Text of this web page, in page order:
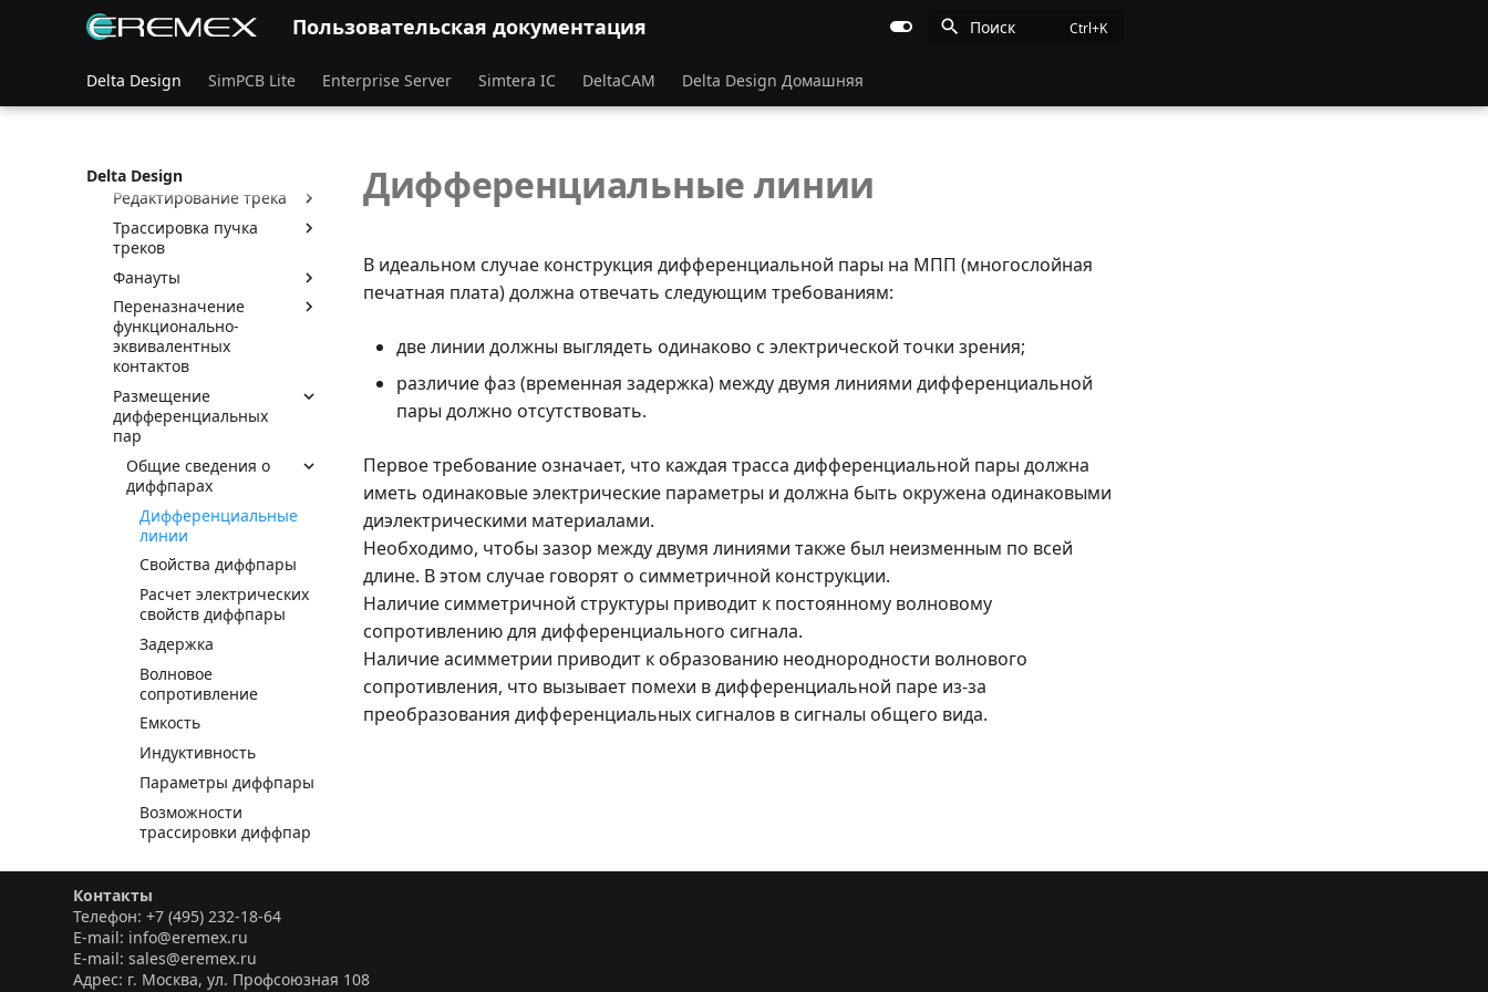
Пользовательская документация Поиск
Delta Design SimPCB Lite Enterprise Server Simtera IC DeltaCAM Delta Design Домашняя
Delta Design
Индуктивность
«Разместить трек»
Редактирование трека
Трассировка пучка
треков
Фанауты
Переназначение
функционально-
эквивалентных
контактов
Размещение
дифференциальных
пар
Общие сведения о
диффпарах
Дифференциальные
линии
Свойства диффпары
Расчет электрических
свойств диффпары
Задержка
Волновое
сопротивление
Емкость
Индуктивность
Параметры диффпары
Возможности
трассировки диффпар
единого целого
Переход диффпары на
другой слой
Использование
Дифференциальные линии
В идеальном случае конструкция дифференциальной пары на МПП (многослойная
печатная плата) должна отвечать следующим требованиям:
две линии должны выглядеть одинаково с электрической точки зрения;
различие фаз (временная задержка) между двумя линиями дифференциальной
пары должно отсутствовать.
Первое требование означает, что каждая трасса дифференциальной пары должна
иметь одинаковые электрические параметры и должна быть окружена одинаковыми
диэлектрическими материалами.
Необходимо, чтобы зазор между двумя линиями также был неизменным по всей
длине. В этом случае говорят о симметричной конструкции.
Наличие симметричной структуры приводит к постоянному волновому
сопротивлению для дифференциального сигнала.
Наличие асимметрии приводит к образованию неоднородности волнового
сопротивления, что вызывает помехи в дифференциальной паре из-за
преобразования дифференциальных сигналов в сигналы общего вида.
Контакты
Телефон: +7 (495) 232-18-64
E-mail: info@eremex.ru
E-mail: sales@eremex.ru
Адрес: г. Москва, ул. Профсоюзная 108